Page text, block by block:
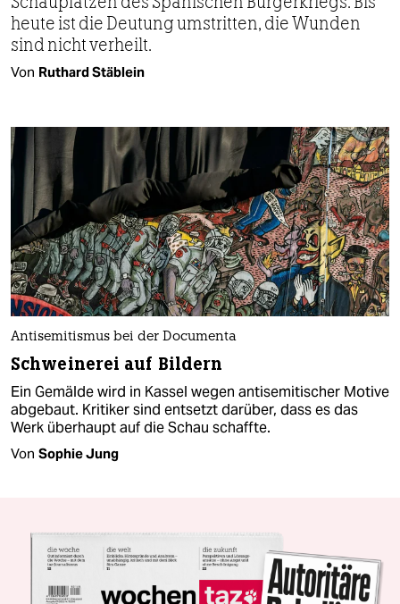
heute ist die Deutung umstritten, die Wunden
sind nicht verheilt.
Von Ruthard Stäblein
Antisemitismus bei der Documenta
Schweinerei auf Bildern
Ein Gemälde wird in Kassel wegen antisemitischer Motive
abgebaut. Kri­ti­ke­r sind entsetzt darüber, dass es das
Werk überhaupt auf die Schau schaffte.
Von Sophie Jung